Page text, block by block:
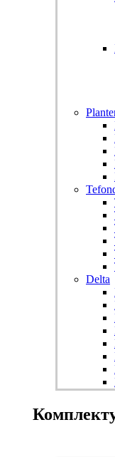
Delta